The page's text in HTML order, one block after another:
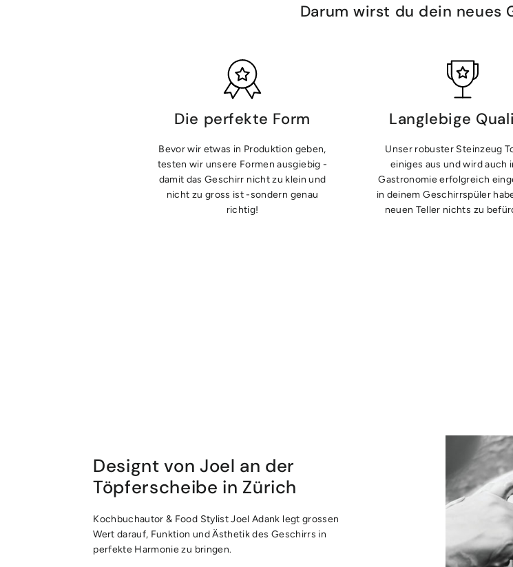
Darum wirst du dein neues
Die perfekte Form
Bevor wir etwas in Produktion geben,
testen wir unsere Formen ausgiebig -
damit das Geschirr nicht zu klein und
nicht zu gross ist -sondern genau
richtig!
Langlebige
Unser robuster Steinzeug
einiges aus und wird auch
Gastronomie erfolgreich
in deinem Geschirrspüler
neuen Teller nichts zu
Designt von Joel an der
Töpferscheibe in Zürich
Kochbuchautor & Food Stylist Joel Adank legt grossen
Wert darauf, Funktion und Ästhetik des Geschirrs in
perfekte Harmonie zu bringen.